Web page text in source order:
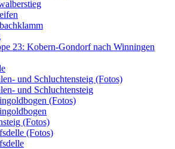
23: Kobern-Gondorf nach Winningen
und Schluchtensteig (Fotos)
und Schluchtensteig
(Fotos)
(Fotos)
(Fotos)